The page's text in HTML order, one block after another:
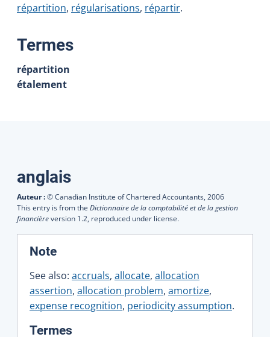
répartition, régularisations, répartir.
Termes:
répartition
étalement
Traductions
anglais
Auteur :© Canadian Institute of Chartered Accountants, 2006
This entry is from the Dictionnaire de la comptabilité et de la gestion
financièreversion 1.2, reproduced under license.
Note:
See also: accruals, allocate, allocation
assertion, allocation problem, amortize,
expense recognition, periodicity assumption.
Termes